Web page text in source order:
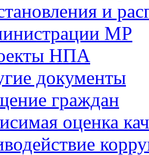
и
МР
НПА
документы
граждан
оценка